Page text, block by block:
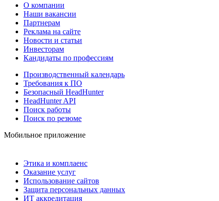
О компании
Наши вакансии
Партнерам
Реклама на сайте
Новости и статьи
Инвесторам
Кандидаты по профессиям
Производственный календарь
Требования к ПО
Безопасный HeadHunter
HeadHunter API
Поиск работы
Поиск по резюме
Мобильное приложение
Этика и комплаенс
Оказание услуг
Использование сайтов
Защита персональных данных
ИТ аккредитация